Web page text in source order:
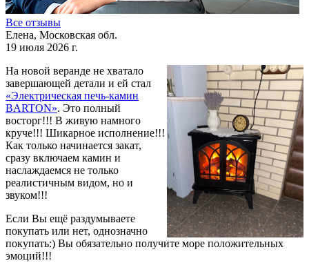
Все отзывы
Елена, Московская обл.
19 июля 2026 г.
На новой веранде не хватало
завершающей детали и ей стал
«Электрическая печь-камин
BARTON». Это полный
восторг!!! В живую намного
круче!!! Шикарное исполнение!!!
Как только начинается закат,
сразу включаем камин и
наслаждаемся не только
реалистичным видом, но и
звуком!!!
Если Вы ещё раздумываете
покупать или нет, однозначно
покупать:) Вы обязательно получите море положительных
эмоций!!!